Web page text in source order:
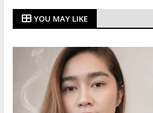
YOU MAY LIKE